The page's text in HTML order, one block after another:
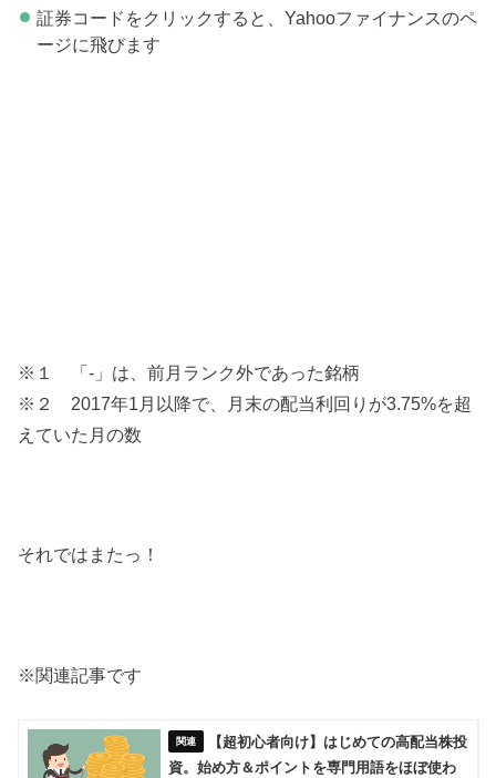
証券コードをクリックすると、Yahooファイナンスのペ
ージに飛びます
※１ 「-」は、前月ランク外であった銘柄
※２ 2017年1月以降で、月末の配当利回りが3.75%を超
えていた月の数
それではまたっ！
※関連記事です
【超初心者向け】はじめての高配当株投
資。始め方＆ポイントを専門用語をほぼ使わ